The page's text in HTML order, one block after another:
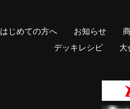
はじめての方へ お知らせ
デッキレシピ
大